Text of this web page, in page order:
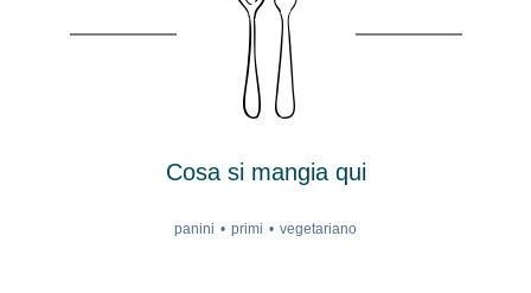
Cosa si mangia qui
panini primi vegetariano